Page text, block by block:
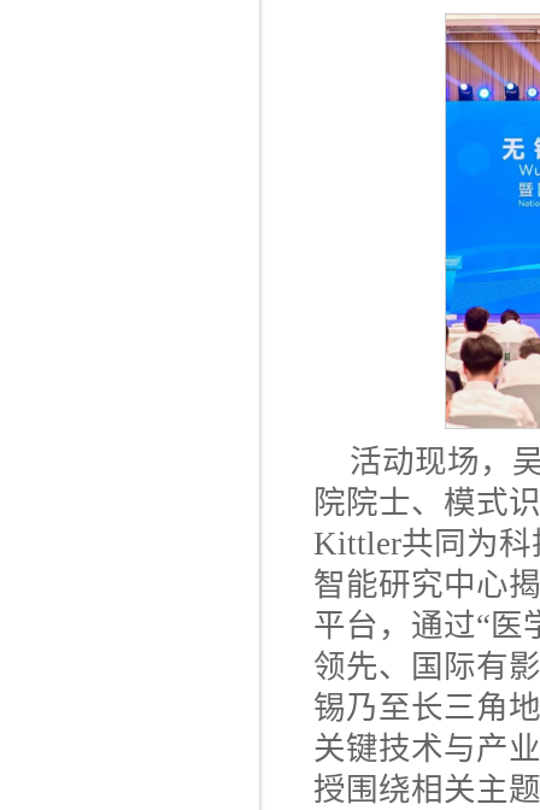
活动现场，
院院士、模式
Kittler共同为
智能研究中心
平台，通过“
领先、国际有
锡乃至长三角
关键技术与产
授围绕相关主